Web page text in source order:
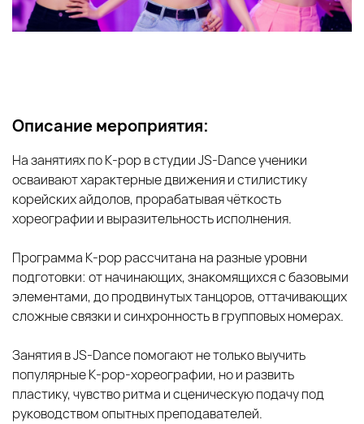
Описание мероприятия:
На занятиях по K‑pop в студии JS‑Dance ученики
осваивают характерные движения и стилистику
корейских айдолов, прорабатывая чёткость
хореографии и выразительность исполнения.
Программа K‑pop рассчитана на разные уровни
подготовки: от начинающих, знакомящихся с базовыми
элементами, до продвинутых танцоров, оттачивающих
сложные связки и синхронность в групповых номерах.
Занятия в JS‑Dance помогают не только выучить
популярные K‑pop‑хореографии, но и развить
пластику, чувство ритма и сценическую подачу под
руководством опытных преподавателей.